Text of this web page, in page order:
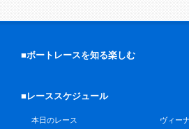
■ボートレースを知る楽しむ
■レーススケジュール
本日のレース
ヴィー